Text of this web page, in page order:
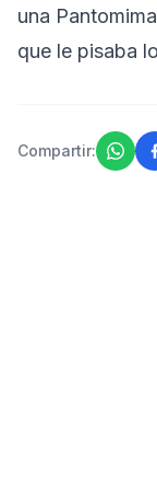
una
que le pisaba
Compartir: